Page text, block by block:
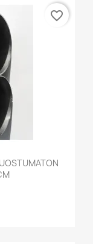
favorite_border